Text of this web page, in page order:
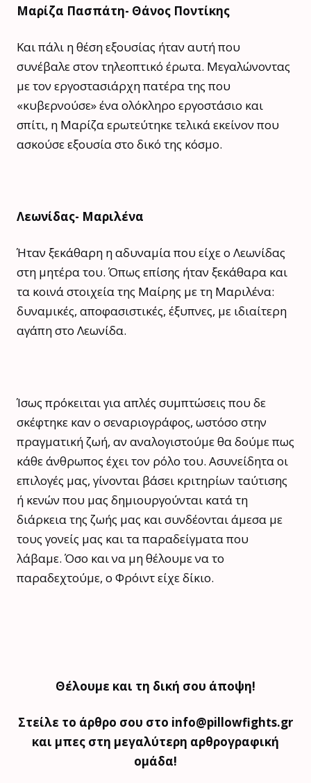
Μαρίζα Πασπάτη- Θάνος Ποντίκης
Και πάλι η θέση εξουσίας ήταν αυτή που
συνέβαλε στον τηλεοπτικό έρωτα. Μεγαλώνοντας
με τον εργοστασιάρχη πατέρα της που
«κυβερνούσε» ένα ολόκληρο εργοστάσιο και
σπίτι, η Μαρίζα ερωτεύτηκε τελικά εκείνον που
ασκούσε εξουσία στο δικό της κόσμο.
Λεωνίδας- Μαριλένα
Ήταν ξεκάθαρη η αδυναμία που είχε ο Λεωνίδας
στη μητέρα του. Όπως επίσης ήταν ξεκάθαρα και
τα κοινά στοιχεία της Μαίρης με τη Μαριλένα:
δυναμικές, αποφασιστικές, έξυπνες, με ιδιαίτερη
αγάπη στο Λεωνίδα.
Ίσως πρόκειται για απλές συμπτώσεις που δε
σκέφτηκε καν ο σεναριογράφος, ωστόσο στην
πραγματική ζωή, αν αναλογιστούμε θα δούμε πως
κάθε άνθρωπος έχει τον ρόλο του. Ασυνείδητα οι
επιλογές μας, γίνονται βάσει κριτηρίων ταύτισης
ή κενών που μας δημιουργούνται κατά τη
διάρκεια της ζωής μας και συνδέονται άμεσα με
τους γονείς μας και τα παραδείγματα που
λάβαμε. Όσο και να μη θέλουμε να το
παραδεχτούμε, ο Φρόιντ είχε δίκιο.
Θέλουμε και τη δική σου άποψη!
Στείλε το άρθρο σου στο info@pillowfights.gr
και μπες στη μεγαλύτερη αρθρογραφική
ομάδα!